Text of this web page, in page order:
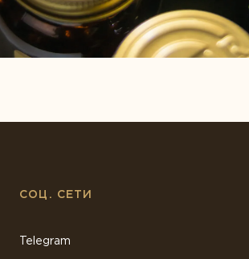
СОЦ. СЕТИ
Telegram